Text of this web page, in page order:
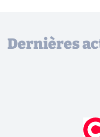
Dernières